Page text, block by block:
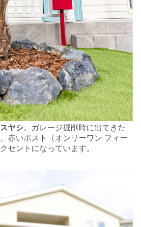
ヤシ。ガレージ掘削時に出てきた
赤いポスト（オンリーワン フィー
セントになっています。